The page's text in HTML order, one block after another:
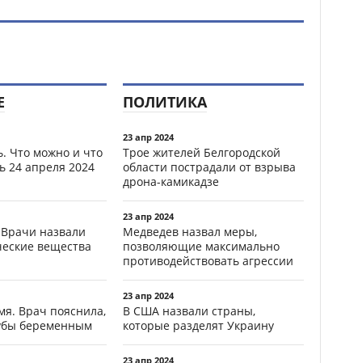
Что можно и что
24 апреля 2024
назвали
вещества
Врач пояснила,
беременным
ПОЛИТИКА
23 апр 2024
Трое жителей Белгородской
области пострадали от взрыва
дрона-камикадзе
23 апр 2024
Медведев назвал меры,
позволяющие максимально
противодействовать агрессии
23 апр 2024
В США назвали страны,
которые разделят Украину
23 апр 2024